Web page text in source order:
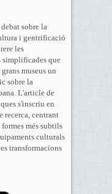
sobre la
i gentrificació
les
simplificades que
museus un
sobre la
L'article de
s'inscriu en
recerca, centrant
més subtils
culturals
transformacions